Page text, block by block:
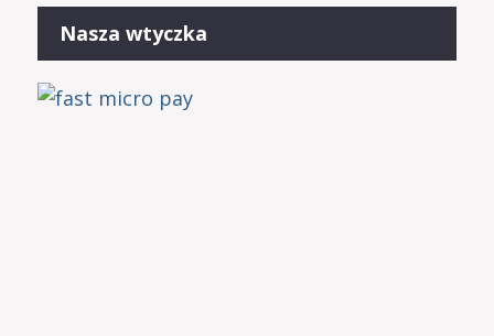
Nasza wtyczka